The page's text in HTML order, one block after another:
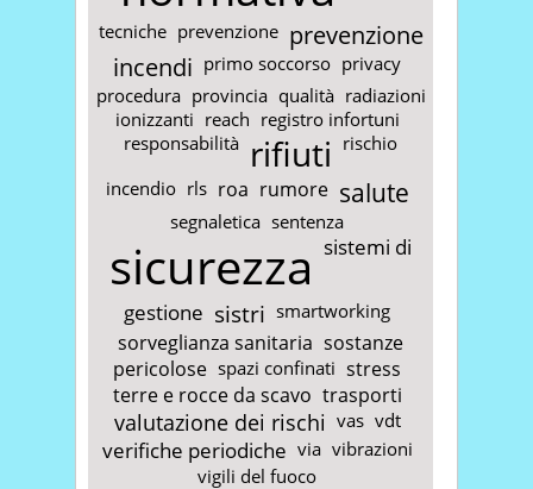
tecniche prevenzione prevenzione
incendi primo soccorso privacy
procedura provincia qualità radiazioni
ionizzanti reach registro infortuni
responsabilità rifiuti rischio
incendio rls roa rumore salute
segnaletica sentenza
sicurezza sistemi di
gestione sistri smartworking
sorveglianza sanitaria sostanze
pericolose spazi confinati stress
terre e rocce da scavo trasporti
valutazione dei rischi vas vdt
verifiche periodiche via vibrazioni
vigili del fuoco